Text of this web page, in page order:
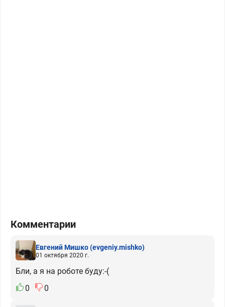
Комментарии
Евгений Мишко(evgeniy.mishko)
01 октября 2020 г.
Бли, а я на роботе буду:-(
0
0